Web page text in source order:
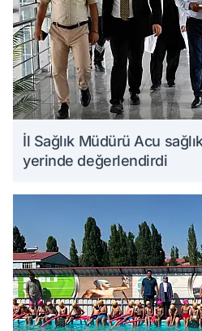
İl Sağlık Müdürü Acu
yerinde değerlendirdi